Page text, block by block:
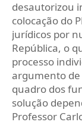
desautorizou
colocação do
jurídicos por
República, o
processo
argumento de
quadro dos
solução
Professor